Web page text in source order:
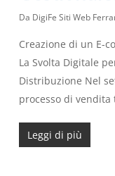
Da DigiFe Siti Web
Creazione di un E-
La Svolta Digitale
Distribuzione Nel
processo di
Leggi di più